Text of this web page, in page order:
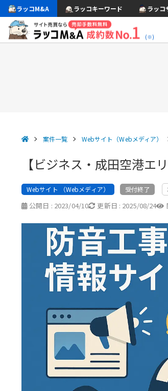
ラッコM&A ラッコキーワード ラッコ
(※)
案件一覧 Webサイト（Webメディア）
【ビジネス・成田空港
Webサイト （Webメディア） 受付終了
公開日 : 2023/04/10 更新日 : 2025/08/24